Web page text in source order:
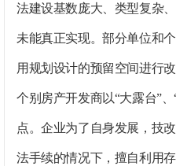
法建设基数庞大、类型复杂
未能真正实现。部分单位和
用规划设计的预留空间进行
个别房产开发商以“大露台”
点。企业为了自身发展，技
法手续的情况下，擅自利用